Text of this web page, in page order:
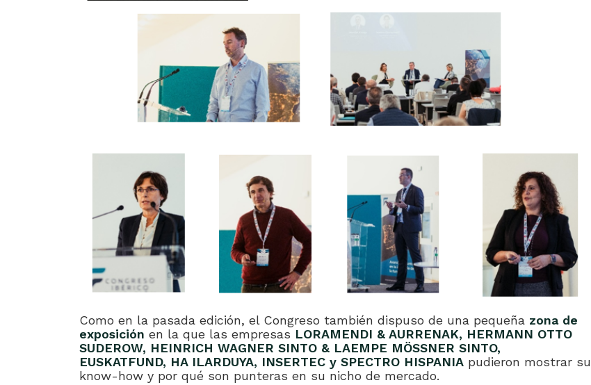
Como en la pasada edición, el Congreso también dispuso de una pequeña zona de
exposición en la que las empresas LORAMENDI & AURRENAK, HERMANN OTTO
SUDEROW, HEINRICH WAGNER SINTO & LAEMPE MÖSSNER SINTO,
EUSKATFUND, HA ILARDUYA, INSERTEC y SPECTRO HISPANIA pudieron mostrar su
know-how y por qué son punteras en su nicho de mercado.